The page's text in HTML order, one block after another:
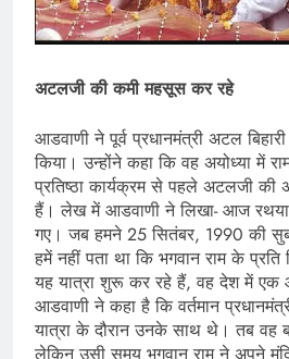
अटलजी की कमी महसूस कर रहे
आडवाणी ने पूर्व प्रधानमंत्री अटल
किया। उन्होंने कहा कि वह अयोध्या में
प्रतिष्ठा कार्यक्रम से पहले अटलजी
हैं। लेख में आडवाणी ने लिखा- आज
गए। जब हमने 25 सितंबर, 1990 की
हमें नहीं पता था कि भगवान राम के
यह यात्रा शुरू कर रहे हैं, वह देश में
आडवाणी ने कहा है कि वर्तमान
यात्रा के दौरान उनके साथ थे। तब वह
लेकिन उसी समय भगवान राम ने अपने